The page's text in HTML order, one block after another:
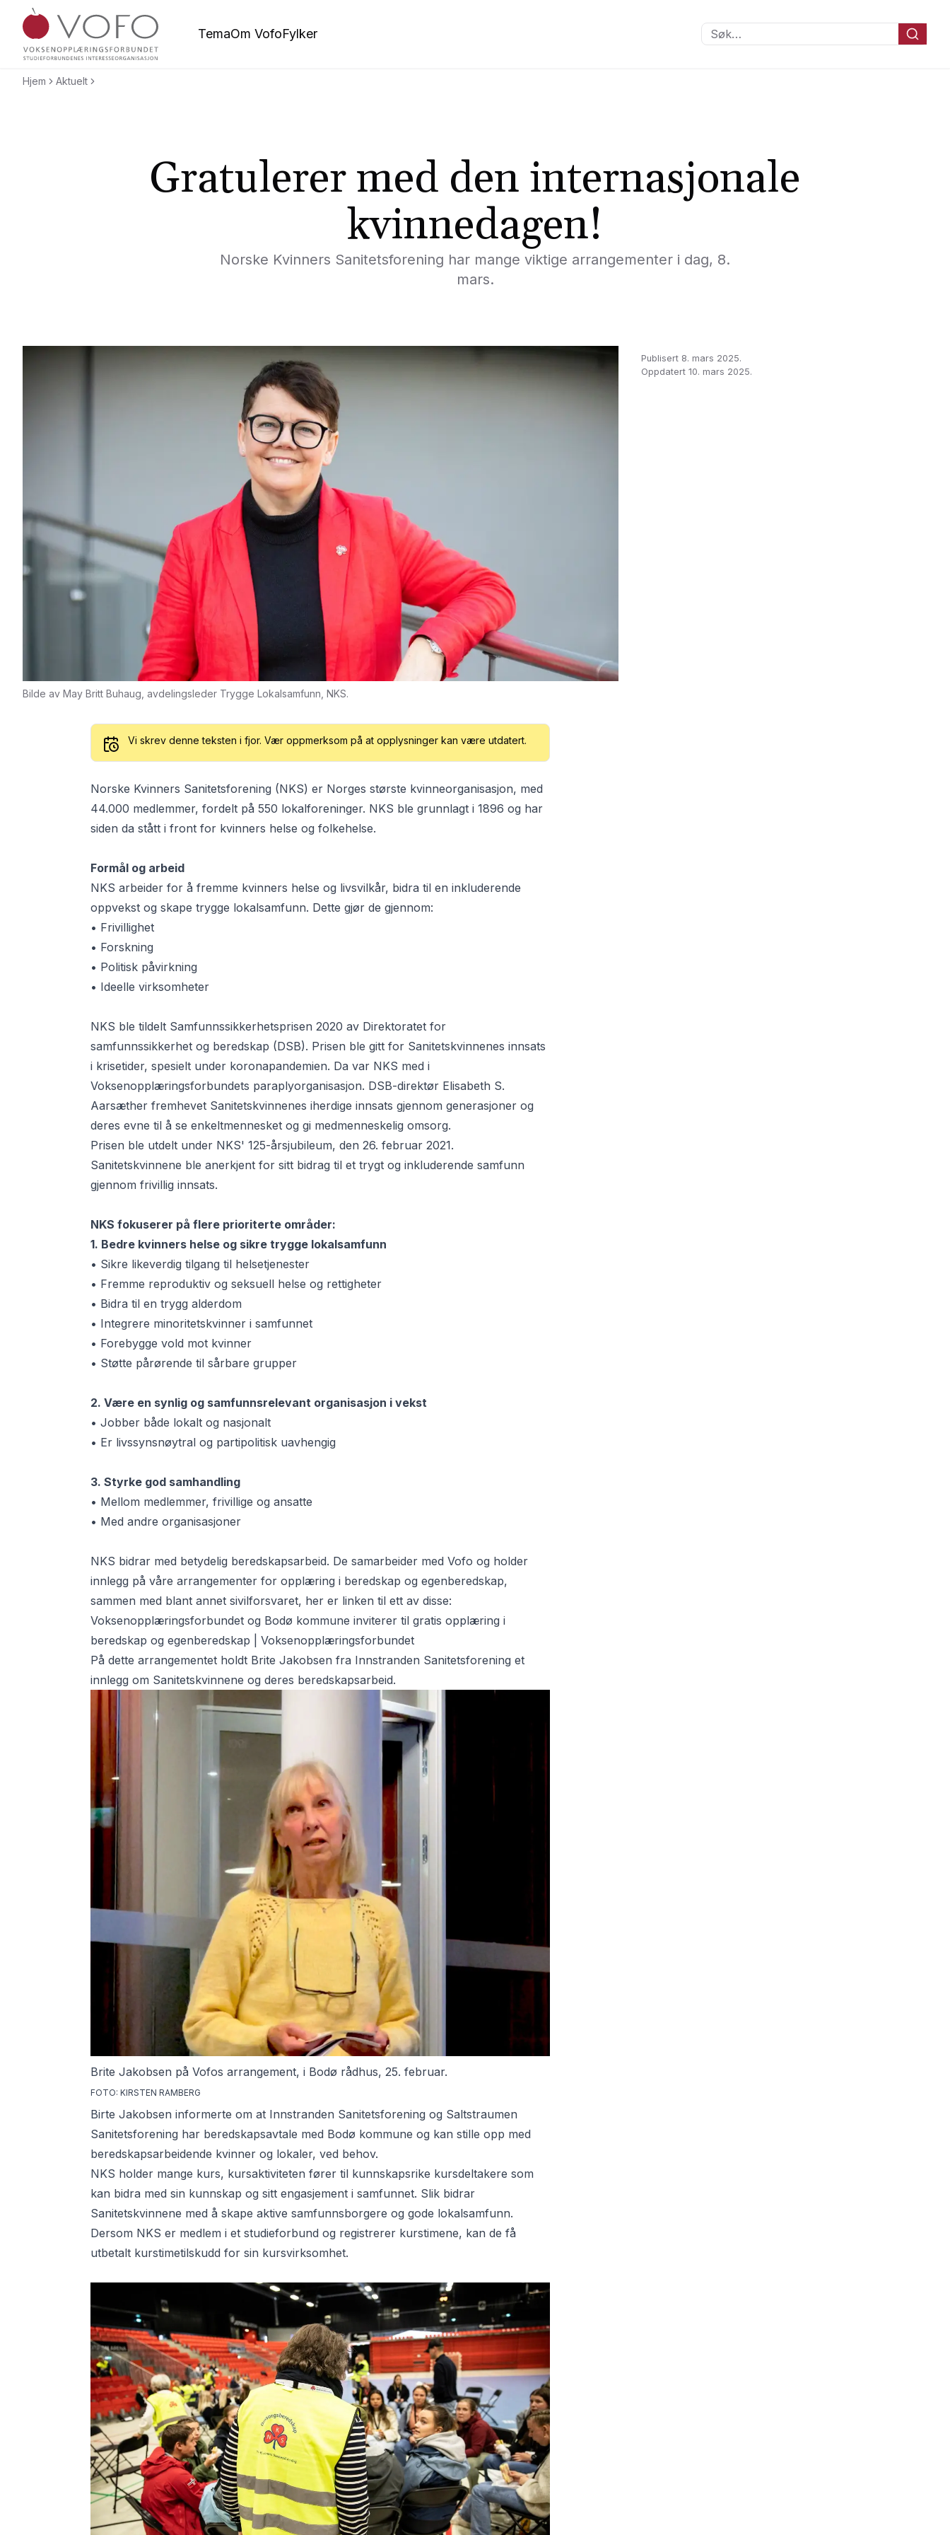
Hopp til hovedinnholdet
Voksenopplæringsforbundet
TemaOm VofoFylker Søk…
Hjem Aktuelt
Gratulerer med den internasjonale
kvinnedagen!
Norske Kvinners Sanitetsforening har mange viktige arrangementer i dag, 8.
mars.
Bilde av May Britt Buhaug, avdelingsleder Trygge Lokalsamfunn, NKS.
Vi skrev denne teksten i fjor. Vær oppmerksom på at opplysninger kan være utdatert.
Norske Kvinners Sanitetsforening (NKS) er Norges største kvinneorganisasjon, med
44.000 medlemmer, fordelt på 550 lokalforeninger. NKS ble grunnlagt i 1896 og har
siden da stått i front for kvinners helse og folkehelse.
Formål og arbeid
NKS arbeider for å fremme kvinners helse og livsvilkår, bidra til en inkluderende
oppvekst og skape trygge lokalsamfunn. Dette gjør de gjennom:
• Frivillighet
• Forskning
• Politisk påvirkning
• Ideelle virksomheter
NKS ble tildelt Samfunnssikkerhetsprisen 2020 av Direktoratet for
samfunnssikkerhet og beredskap (DSB). Prisen ble gitt for Sanitetskvinnenes innsats
i krisetider, spesielt under koronapandemien. Da var NKS med i
Voksenopplæringsforbundets paraplyorganisasjon. DSB-direktør Elisabeth S.
Aarsæther fremhevet Sanitetskvinnenes iherdige innsats gjennom generasjoner og
deres evne til å se enkeltmennesket og gi medmenneskelig omsorg.
Prisen ble utdelt under NKS' 125-årsjubileum, den 26. februar 2021.
Sanitetskvinnene ble anerkjent for sitt bidrag til et trygt og inkluderende samfunn
gjennom frivillig innsats.
NKS fokuserer på flere prioriterte områder:
1. Bedre kvinners helse og sikre trygge lokalsamfunn
• Sikre likeverdig tilgang til helsetjenester
• Fremme reproduktiv og seksuell helse og rettigheter
• Bidra til en trygg alderdom
• Integrere minoritetskvinner i samfunnet
• Forebygge vold mot kvinner
• Støtte pårørende til sårbare grupper
2. Være en synlig og samfunnsrelevant organisasjon i vekst
• Jobber både lokalt og nasjonalt
• Er livssynsnøytral og partipolitisk uavhengig
3. Styrke god samhandling
• Mellom medlemmer, frivillige og ansatte
• Med andre organisasjoner
NKS bidrar med betydelig beredskapsarbeid. De samarbeider med Vofo og holder
innlegg på våre arrangementer for opplæring i beredskap og egenberedskap,
sammen med blant annet sivilforsvaret, her er linken til ett av disse:
Voksenopplæringsforbundet og Bodø kommune inviterer til gratis opplæring i
beredskap og egenberedskap | Voksenopplæringsforbundet
På dette arrangementet holdt Brite Jakobsen fra Innstranden Sanitetsforening et
innlegg om Sanitetskvinnene og deres beredskapsarbeid.
Brite Jakobsen på Vofos arrangement, i Bodø rådhus, 25. februar.
FOTO: KIRSTEN RAMBERG
Birte Jakobsen informerte om at Innstranden Sanitetsforening og Saltstraumen
Sanitetsforening har beredskapsavtale med Bodø kommune og kan stille opp med
beredskapsarbeidende kvinner og lokaler, ved behov.
NKS holder mange kurs, kursaktiviteten fører til kunnskapsrike kursdeltakere som
kan bidra med sin kunnskap og sitt engasjement i samfunnet. Slik bidrar
Sanitetskvinnene med å skape aktive samfunnsborgere og gode lokalsamfunn.
Dersom NKS er medlem i et studieforbund og registrerer kurstimene, kan de få
utbetalt kurstimetilskudd for sin kursvirksomhet.
Publisert 8. mars 2025.
Oppdatert 10. mars 2025.